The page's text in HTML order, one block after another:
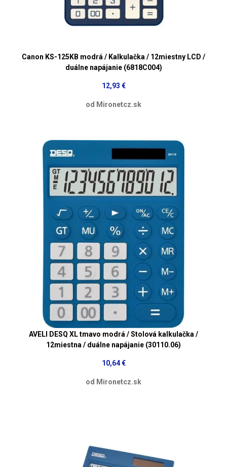
Canon KS-125KB modrá / Kalkulačka / 12miestny LCD /
duálne napájanie (6818C004)
12,93 €
od Mironetcz.sk
AVELI DESQ XL tmavo modrá / Stolová kalkulačka /
12miestna / duálne napájanie (30110.06)
10,64 €
od Mironetcz.sk